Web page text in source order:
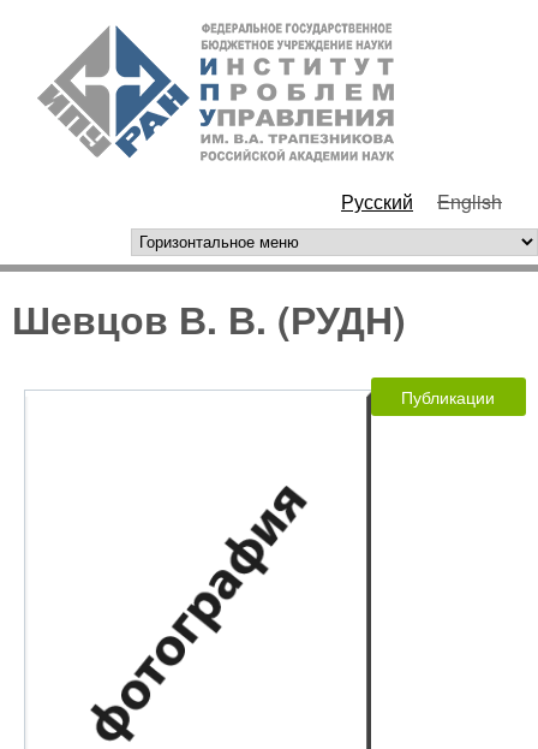
Перейти к основному
содержанию
РАН
Русский English
горизонтальное меню
Шевцов В. В. (РУДН)
Публикации